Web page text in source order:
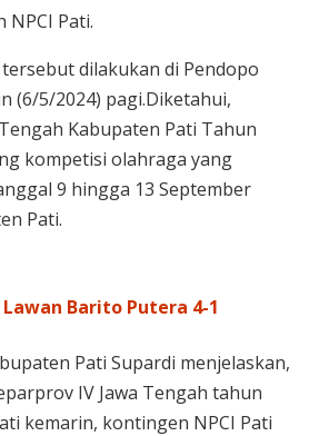
NPCI Pati.
dilakukan di Pendopo
(6/5/2024) pagi.Diketahui,
Tengah Kabupaten Pati Tahun
kompetisi olahraga yang
9 hingga 13 September
Pati.
Barito Putera 4-1
Pati Supardi menjelaskan,
IV Jawa Tengah tahun
kemarin, kontingen NPCI Pati